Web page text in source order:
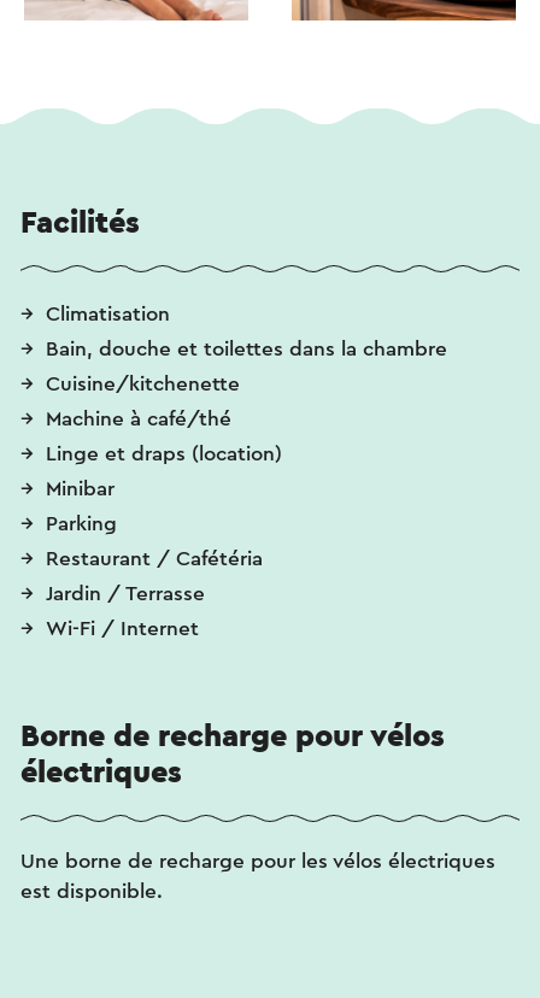
Facilités
Climatisation
Bain, douche et toilettes dans la chambre
Cuisine/kitchenette
Machine à café/thé
Linge et draps (location)
Minibar
Parking
Restaurant / Cafétéria
Jardin / Terrasse
Wi-Fi / Internet
Borne de recharge pour vélos
électriques
Une borne de recharge pour les vélos électriques
est disponible.